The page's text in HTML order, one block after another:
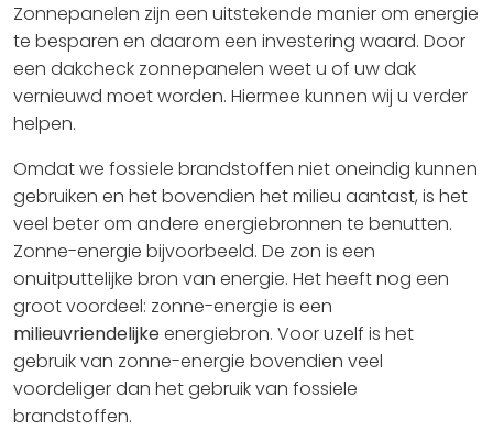
Zonnepanelen zijn een uitstekende manier om energie
te besparen en daarom een investering waard. Door
een dakcheck zonnepanelen weet u of uw dak
vernieuwd moet worden. Hiermee kunnen wij u verder
helpen.
Omdat we fossiele brandstoffen niet oneindig kunnen
gebruiken en het bovendien het milieu aantast, is het
veel beter om andere energiebronnen te benutten.
Zonne-energie bijvoorbeeld. De zon is een
onuitputtelijke bron van energie. Het heeft nog een
groot voordeel: zonne-energie is een
milieuvriendelijkeenergiebron. Voor uzelf is het
gebruik van zonne-energie bovendien veel
voordeliger dan het gebruik van fossiele
brandstoffen.